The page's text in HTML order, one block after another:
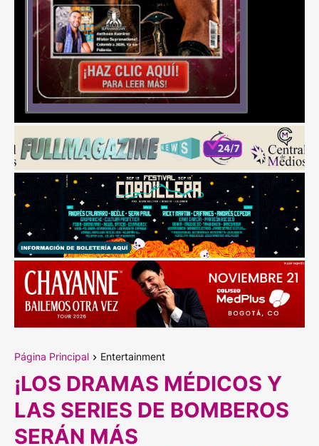
Página Principal Entertainment
¡LOS DRAMAS MÉDICOS Y
LAS SERIES DE BOMBEROS
SERÁN MÁS